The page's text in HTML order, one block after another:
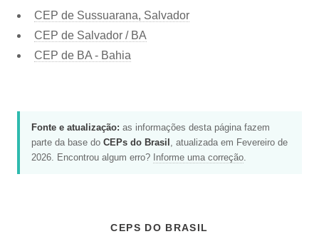
CEP de Sussuarana, Salvador
CEP de Salvador / BA
CEP de BA - Bahia
Fonte e atualização: as informações desta página fazem
parte da base do CEPs do Brasil , atualizada em Fevereiro de
2026. Encontrou algum erro? Informe uma correção.
CEPS DO BRASIL